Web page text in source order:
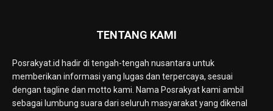
TENTANG KAMI
Posrakyat.id hadir di tengah-tengah nusantara untuk
memberikan informasi yang lugas dan terpercaya, sesuai
dengan tagline dan motto kami. Nama Posrakyat kami ambil
sebagai lumbung suara dari seluruh masyarakat yang dikenal